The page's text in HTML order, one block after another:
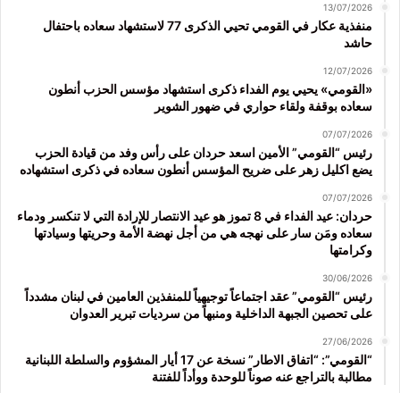
13/07/2026
منفذية عكار في القومي تحيي الذكرى 77 لاستشهاد سعاده باحتفال
حاشد
12/07/2026
«القومي» يحيي يوم الفداء ذكرى استشهاد مؤسس الحزب أنطون
سعاده بوقفة ولقاء حواري في ضهور الشوير
07/07/2026
رئيس “القومي” الأمين اسعد حردان على رأس وفد من قيادة الحزب
يضع اكليل زهر على ضريح المؤسس أنطون سعاده في ذكرى استشهاده
07/07/2026
حردان: عيد الفداء في 8 تموز هو عيد الانتصار للإرادة التي لا تنكسر ودماء
سعاده ومَن سار على نهجه هي من أجل نهضة الأمة وحريتها وسيادتها
وكرامتها
30/06/2026
رئيس “القومي” عقد اجتماعاً توجيهياً للمنفذين العامين في لبنان مشدداً
على تحصين الجبهة الداخلية ومنبهاً من سرديات تبرير العدوان
27/06/2026
“القومي”: “اتفاق الاطار” نسخة عن 17 أيار المشؤوم والسلطة اللبنانية
مطالبة بالتراجع عنه صوناً للوحدة ووأداً للفتنة